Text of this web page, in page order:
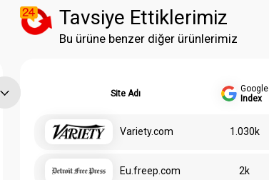
Tavsiye Ettiklerimiz
Bu ürüne benzer diğer ürünlerimiz
Site Adı
Google
Index
Variety.com 1.030k
Eu.freep.com 2k